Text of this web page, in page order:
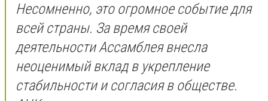
Несомненно, это огромное событие для
всей страны. За время своей
деятельности Ассамблея внесла
неоценимый вклад в укрепление
стабильности и согласия в обществе.